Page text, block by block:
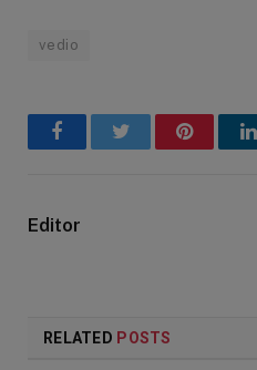
vedio
FacebookTwitter Pinterest
Editor
RELATED POSTS